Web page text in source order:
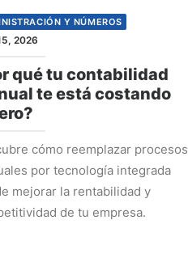
Y NÚMEROS
2026
qué tu contabilidad
te está costando
cómo reemplazar procesos
por tecnología integrada
mejorar la rentabilidad y
de tu empresa.